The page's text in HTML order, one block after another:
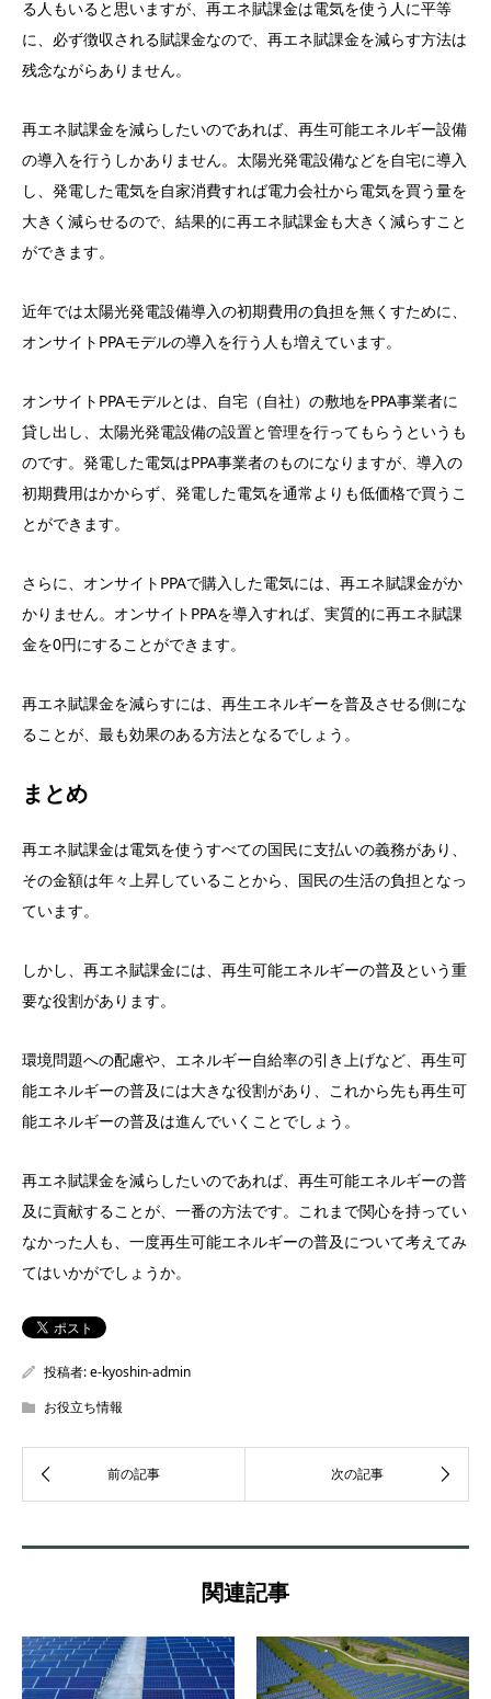
る人もいると思いますが、再エネ賦課金は電気を使う人に平等
に、必ず徴収される賦課金なので、再エネ賦課金を減らす方法は
残念ながらありません。
再エネ賦課金を減らしたいのであれば、再生可能エネルギー設備
の導入を行うしかありません。太陽光発電設備などを自宅に導入
し、発電した電気を自家消費すれば電力会社から電気を買う量を
大きく減らせるので、結果的に再エネ賦課金も大きく減らすこと
ができます。
近年では太陽光発電設備導入の初期費用の負担を無くすために、
オンサイトPPAモデルの導入を行う人も増えています。
オンサイトPPAモデルとは、自宅（自社）の敷地をPPA事業者に
貸し出し、太陽光発電設備の設置と管理を行ってもらうというも
のです。発電した電気はPPA事業者のものになりますが、導入の
初期費用はかからず、発電した電気を通常よりも低価格で買うこ
とができます。
さらに、オンサイトPPAで購入した電気には、再エネ賦課金がか
かりません。オンサイトPPAを導入すれば、実質的に再エネ賦課
金を0円にすることができます。
再エネ賦課金を減らすには、再生エネルギーを普及させる側にな
ることが、最も効果のある方法となるでしょう。
まとめ
再エネ賦課金は電気を使うすべての国民に支払いの義務があり、
その金額は年々上昇していることから、国民の生活の負担となっ
ています。
しかし、再エネ賦課金には、再生可能エネルギーの普及という重
要な役割があります。
環境問題への配慮や、エネルギー自給率の引き上げなど、再生可
能エネルギーの普及には大きな役割があり、これから先も再生可
能エネルギーの普及は進んでいくことでしょう。
再エネ賦課金を減らしたいのであれば、再生可能エネルギーの普
及に貢献することが、一番の方法です。これまで関心を持ってい
なかった人も、一度再生可能エネルギーの普及について考えてみ
てはいかがでしょうか。
投稿者:e-kyoshin-admin
お役立ち情報
関連記事